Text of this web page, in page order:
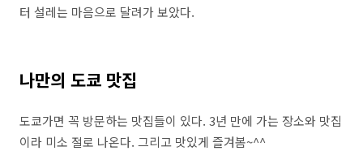
터 설레는 마음으로 달려가 보았다.
나만의 도쿄 맛집
도쿄가면 꼭 방문하는 맛집들이 있다. 3년 만에 가는 장소와 맛집
이라 미소 절로 나온다. 그리고 맛있게 즐겨봄~^^